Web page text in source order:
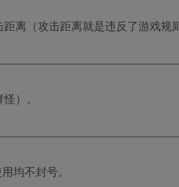
离（攻击距离就是违反了游戏规
）。
均不封号。